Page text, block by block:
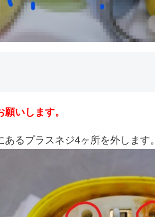
いします。
るプラスネジ4ヶ所を外します。